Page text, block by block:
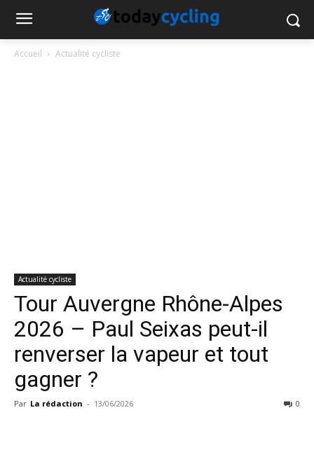
Accueil Actualité cycliste
Actualité cycliste
Tour Auvergne Rhône-Alpes
2026 – Paul Seixas peut-il
renverser la vapeur et tout
gagner ?
Par La rédaction - 13/06/2026 0